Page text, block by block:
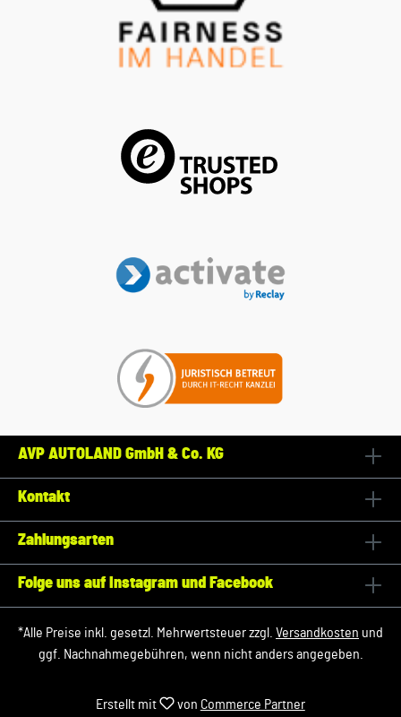
AVP AUTOLAND GmbH & Co. KG
Kontakt
Zahlungsarten
Folge uns auf Instagram und Facebook
*Alle Preise inkl. gesetzl. Mehrwertsteuer zzgl. Versandkosten und
ggf. Nachnahmegebühren, wenn nicht anders angegeben.
Erstellt mit von Commerce Partner